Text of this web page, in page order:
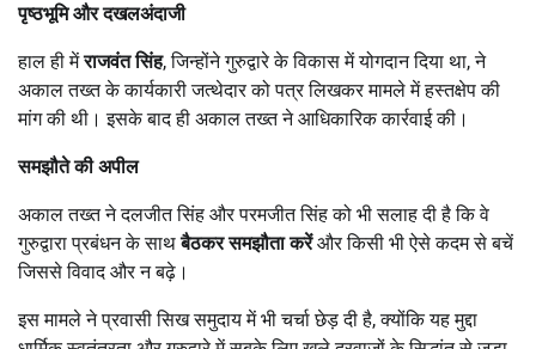
पृष्ठभूमि और दखलअंदाजी
हाल ही मेंराजवंत सिंह, जिन्होंने गुरुद्वारे के विकास में योगदान दिया था, ने
अकाल तख्त के कार्यकारी जत्थेदार को पत्र लिखकर मामले में हस्तक्षेप की
मांग की थी। इसके बाद ही अकाल तख्त ने आधिकारिक कार्रवाई की।
समझौते की अपील
अकाल तख्त ने दलजीत सिंह और परमजीत सिंह को भी सलाह दी है कि वे
गुरुद्वारा प्रबंधन के साथबैठकर समझौता करेंऔर किसी भी ऐसे कदम से बचें
जिससे विवाद और न बढ़े।
इस मामले ने प्रवासी सिख समुदाय में भी चर्चा छेड़ दी है, क्योंकि यह मुद्दा